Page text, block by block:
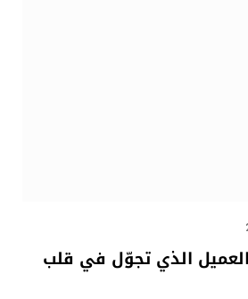
الذي تجوّل في قلب